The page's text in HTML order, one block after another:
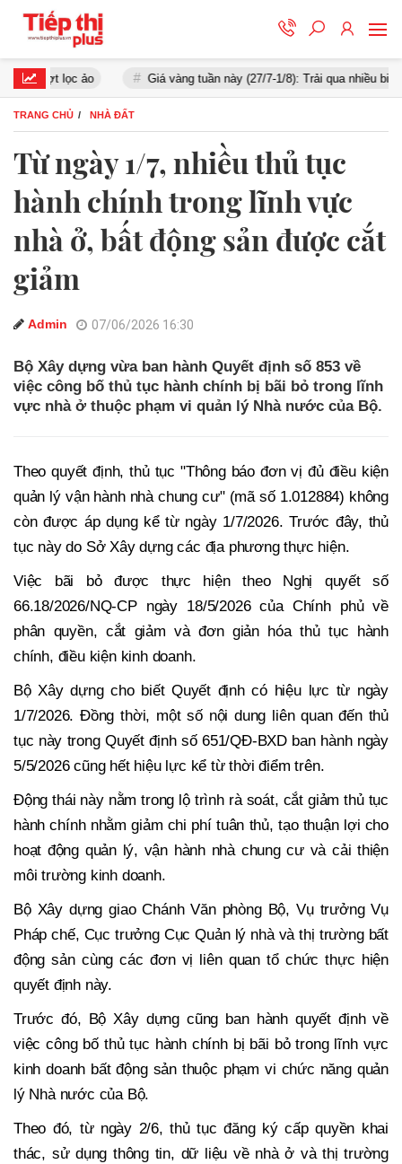
lọc ảo Giá vàng tuần này (27/7-1/8): Trải qua nhiều biến động
TRANG CHỦ NHÀ ĐẤT
Từ ngày 1/7, nhiều thủ tục
hành chính trong lĩnh vực
nhà ở, bất động sản được cắt
giảm
Admin 07/06/2026 16:30
Bộ Xây dựng vừa ban hành Quyết định số 853 về
việc công bố thủ tục hành chính bị bãi bỏ trong lĩnh
vực nhà ở thuộc phạm vi quản lý Nhà nước của Bộ.
Theo quyết định, thủ tục "Thông báo đơn vị đủ điều kiện
quản lý vận hành nhà chung cư" (mã số 1.012884) không
còn được áp dụng kể từ ngày 1/7/2026. Trước đây, thủ
tục này do Sở Xây dựng các địa phương thực hiện.
Việc bãi bỏ được thực hiện theo Nghị quyết số
66.18/2026/NQ-CP ngày 18/5/2026 của Chính phủ về
phân quyền, cắt giảm và đơn giản hóa thủ tục hành
chính, điều kiện kinh doanh.
Bộ Xây dựng cho biết Quyết định có hiệu lực từ ngày
1/7/2026. Đồng thời, một số nội dung liên quan đến thủ
tục này trong Quyết định số 651/QĐ-BXD ban hành ngày
5/5/2026 cũng hết hiệu lực kể từ thời điểm trên.
Động thái này nằm trong lộ trình rà soát, cắt giảm thủ tục
hành chính nhằm giảm chi phí tuân thủ, tạo thuận lợi cho
hoạt động quản lý, vận hành nhà chung cư và cải thiện
môi trường kinh doanh.
Bộ Xây dựng giao Chánh Văn phòng Bộ, Vụ trưởng Vụ
Pháp chế, Cục trưởng Cục Quản lý nhà và thị trường bất
động sản cùng các đơn vị liên quan tổ chức thực hiện
quyết định này.
Trước đó, Bộ Xây dựng cũng ban hành quyết định về
việc công bố thủ tục hành chính bị bãi bỏ trong lĩnh vực
kinh doanh bất động sản thuộc phạm vi chức năng quản
lý Nhà nước của Bộ.
Theo đó, từ ngày 2/6, thủ tục đăng ký cấp quyền khai
thác, sử dụng thông tin, dữ liệu về nhà ở và thị trường